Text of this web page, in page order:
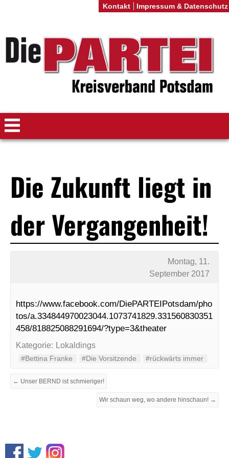
Die Zukunft liegt in
der Vergangenheit!
Montag, 11.
September 2017
https://www.facebook.com/DiePARTEIPotsdam/pho
tos/a.334844970023044.1073741829.331560830351
458/818825088291694/?type=3&theater
Kategorie: Lokaldings
#Bettina Franke #Die Vorsitzende #rückwärts immer
← Unser BERND ist schmieriger!
Wir schaun weg, wo andere hinschaun! →
Kontakt Impressum & Datenschutz